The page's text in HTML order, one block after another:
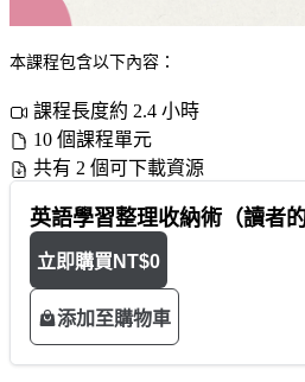
本課程包含以下內容：
課程長度約 2.4 小時
10 個課程單元
共有 2 個可下載資源
英語學習整理收納術（讀者的
立即購買 NT$0
添加至購物車